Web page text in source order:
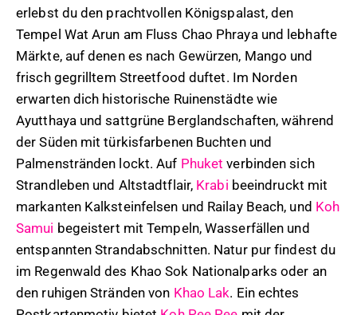
erlebst du den prachtvollen Königspalast, den
Tempel Wat Arun am Fluss Chao Phraya und lebhafte
Märkte, auf denen es nach Gewürzen, Mango und
frisch gegrilltem Streetfood duftet. Im Norden
erwarten dich historische Ruinenstädte wie
Ayutthaya und sattgrüne Berglandschaften, während
der Süden mit türkisfarbenen Buchten und
Palmenstränden lockt. Auf Phuket verbinden sich
Strandleben und Altstadtflair, Krabi beeindruckt mit
markanten Kalksteinfelsen und Railay Beach, und Koh
Samui begeistert mit Tempeln, Wasserfällen und
entspannten Strandabschnitten. Natur pur findest du
im Regenwald des Khao Sok Nationalparks oder an
den ruhigen Stränden von Khao Lak. Ein echtes